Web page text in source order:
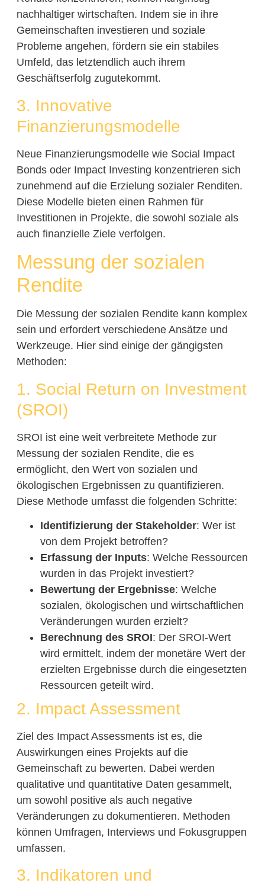
nachhaltiger wirtschaften. Indem sie in ihre
Gemeinschaften investieren und soziale
Probleme angehen, fördern sie ein stabiles
Umfeld, das letztendlich auch ihrem
Geschäftserfolg zugutekommt.
3. Innovative
Finanzierungsmodelle
Neue Finanzierungsmodelle wie Social Impact
Bonds oder Impact Investing konzentrieren sich
zunehmend auf die Erzielung sozialer Renditen.
Diese Modelle bieten einen Rahmen für
Investitionen in Projekte, die sowohl soziale als
auch finanzielle Ziele verfolgen.
Messung der sozialen
Rendite
Die Messung der sozialen Rendite kann komplex
sein und erfordert verschiedene Ansätze und
Werkzeuge. Hier sind einige der gängigsten
Methoden:
1. Social Return on Investment
(SROI)
SROI ist eine weit verbreitete Methode zur
Messung der sozialen Rendite, die es
ermöglicht, den Wert von sozialen und
ökologischen Ergebnissen zu quantifizieren.
Diese Methode umfasst die folgenden Schritte:
Identifizierung der Stakeholder: Wer ist
von dem Projekt betroffen?
Erfassung der Inputs: Welche Ressourcen
wurden in das Projekt investiert?
Bewertung der Ergebnisse: Welche
sozialen, ökologischen und wirtschaftlichen
Veränderungen wurden erzielt?
Berechnung des SROI: Der SROI-Wert
wird ermittelt, indem der monetäre Wert der
erzielten Ergebnisse durch die eingesetzten
Ressourcen geteilt wird.
2. Impact Assessment
Ziel des Impact Assessments ist es, die
Auswirkungen eines Projekts auf die
Gemeinschaft zu bewerten. Dabei werden
qualitative und quantitative Daten gesammelt,
um sowohl positive als auch negative
Veränderungen zu dokumentieren. Methoden
können Umfragen, Interviews und Fokusgruppen
umfassen.
3. Indikatoren und